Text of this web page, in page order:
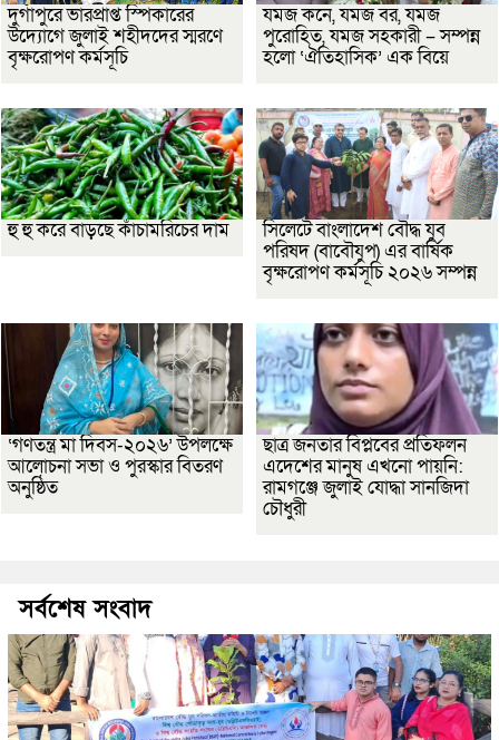
দুর্গাপুরে ভারপ্রাপ্ত স্পিকারের
উদ্যোগে জুলাই শহীদদের স্মরণে
বৃক্ষরোপণ কর্মসূচি
যমজ কনে, যমজ বর, যমজ
পুরোহিত, যমজ সহকারী – সম্পন্ন
হলো ‘ঐতিহাসিক’ এক বিয়ে
হু হু করে বাড়ছে কাঁচামরিচের দাম
সিলেটে বাংলাদেশ বৌদ্ধ যুব
পরিষদ (বাবৌযুপ) এর বার্ষিক
বৃক্ষরোপণ কর্মসূচি ২০২৬ সম্পন্ন
‘গণতন্ত্র মা দিবস-২০২৬’ উপলক্ষে
আলোচনা সভা ও পুরস্কার বিতরণ
অনুষ্ঠিত
ছাত্র জনতার বিপ্লবের প্রতিফলন
এদেশের মানুষ এখনো পায়নি:
রামগঞ্জে জুলাই যোদ্ধা সানজিদা
চৌধুরী
সর্বশেষ সংবাদ